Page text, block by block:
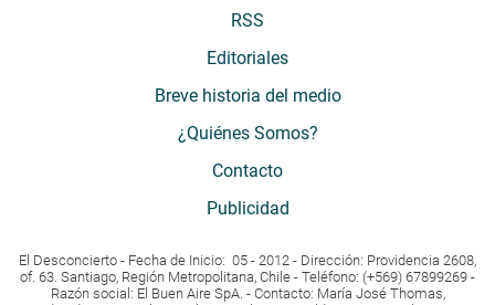
RSS
Editoriales
Breve historia del medio
¿Quiénes Somos?
Contacto
Publicidad
El Desconcierto - Fecha de Inicio: 05 - 2012 - Dirección: Providencia 2608,
of. 63. Santiago, Región Metropolitana, Chile - Teléfono: (+569) 67899269 -
Razón social: El Buen Aire SpA. - Contacto: María José Thomas,